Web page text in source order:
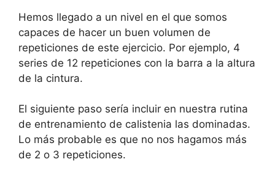
Hemos llegado a un nivel en el que somos
capaces de hacer un buen volumen de
repeticiones de este ejercicio. Por ejemplo, 4
series de 12 repeticiones con la barra a la altura
de la cintura.
El siguiente paso sería incluir en nuestra rutina
de entrenamiento de calistenia las dominadas.
Lo más probable es que no nos hagamos más
de 2 o 3 repeticiones.